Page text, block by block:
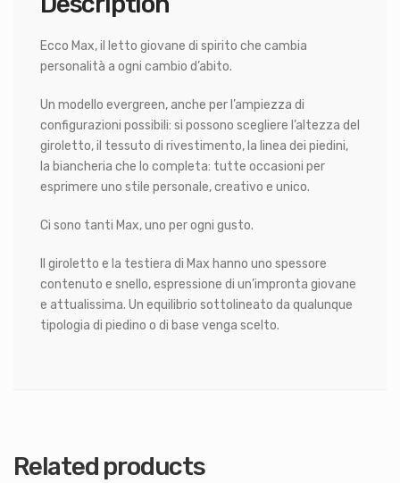
Ecco Max, il letto giovane di spirito che cambia
personalità a ogni cambio d’abito.
Un modello evergreen, anche per l’ampiezza di
configurazioni possibili: si possono scegliere l’altezza del
giroletto, il tessuto di rivestimento, la linea dei piedini,
la biancheria che lo completa: tutte occasioni per
esprimere uno stile personale, creativo e unico.
Ci sono tanti Max, uno per ogni gusto.
Il giroletto e la testiera di Max hanno uno spessore
contenuto e snello, espressione di un’impronta giovane
e attualissima. Un equilibrio sottolineato da qualunque
tipologia di piedino o di base venga scelto.
Related products